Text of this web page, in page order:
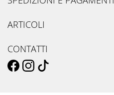
ARTICOLI
CONTATTI